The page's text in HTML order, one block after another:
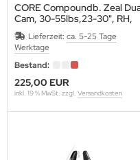
CORE Compoundb. Zeal
Cam, 30-55lbs,23-30", RH,
Blau
BlauLieferzeit: ca. 5-25 Tage
Werktage
Bestand:
225,00 EUR
inkl. 19 % MwSt. zzgl. Versandkosten